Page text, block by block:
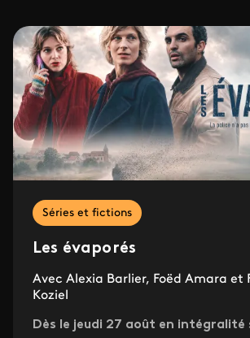
Séries et fictions
Les évaporés
Avec Alexia Barlier, Foëd Amara et
Koziel
Dès le jeudi 27 août en